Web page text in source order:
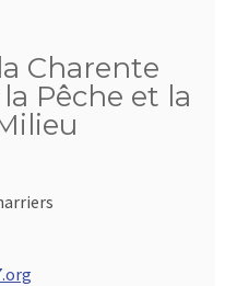
Charente
Pêche et la